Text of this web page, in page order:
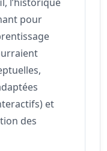
pour
et
des